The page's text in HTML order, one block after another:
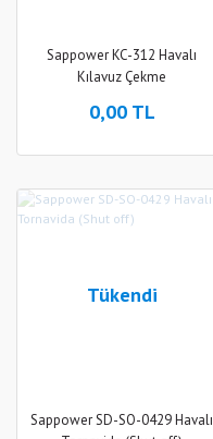
Sappower KC-312 Havalı
Kılavuz Çekme
0,00 TL
Tükendi
Sappower SD-SO-0429 Havalı